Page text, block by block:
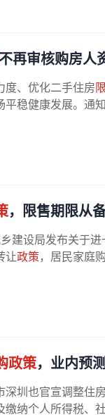
再审核购房人
度、优化二手住房
稳健康发展。通
，限售期限从
建设局发布关于
让政策，居民家庭
政策，业内预
深圳也官宣调整住
纳个人所得税、